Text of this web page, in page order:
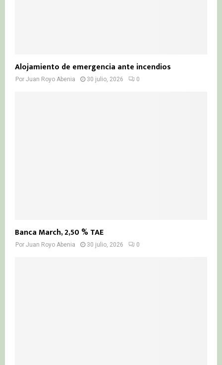
Alojamiento de emergencia ante incendios
Por Juan Royo Abenia 30 julio, 2026 0
Banca March, 2,50 % TAE
Por Juan Royo Abenia 30 julio, 2026 0